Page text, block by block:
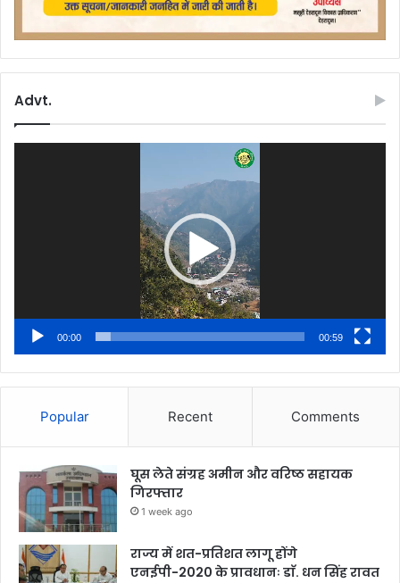
Advt.
00:00 00:59
Popular Recent Comments
घूस लेते संग्रह अमीन और वरिष्ठ सहायक
गिरफ्तार
1 week ago
राज्य में शत-प्रतिशत लागू होंगे
एनईपी-2020 के प्रावधानः डाॅ. धन सिंह रावत